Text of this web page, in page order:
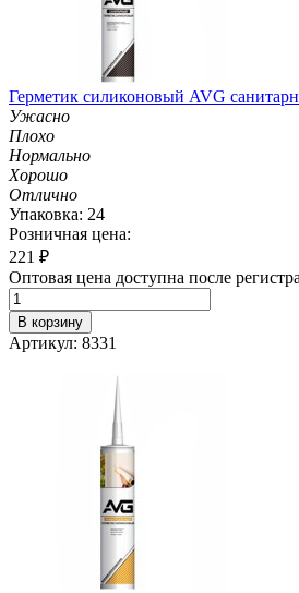
Герметик силиконовый AVG
Ужасно
Плохо
Нормально
Хорошо
Отлично
Упаковка: 24
Розничная цена:
221 ₽
Оптовая цена доступна после
В корзину
Артикул: 8331